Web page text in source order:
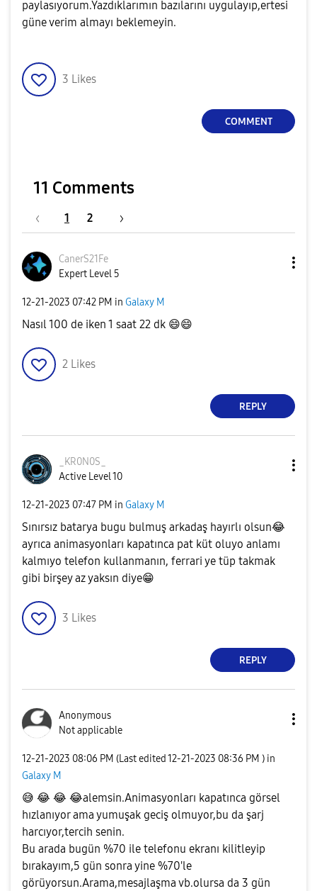
paylasıyorum.Yazdıklarımın bazılarını uygulayıp,ertesi
güne verim almayı beklemeyin.
3 Likes
COMMENT
11 Comments
1 2
CanerS21Fe
Expert Level 5
‎12-21-2023 07:42 PM in Galaxy M
Nasıl 100 de iken 1 saat 22 dk 😄😄
2 Likes
REPLY
_KR0N0S_
Active Level 10
‎12-21-2023 07:47 PM in Galaxy M
Sınırsız batarya bugu bulmuş arkadaş hayırlı olsun😂
ayrıca animasyonları kapatınca pat küt oluyo anlamı
kalmıyo telefon kullanmanın, ferrari ye tüp takmak
gibi birşey az yaksın diye😁
3 Likes
REPLY
Anonymous
Not applicable
‎12-21-2023 08:06 PM (Last edited ‎12-21-2023 08:36 PM ) in
Galaxy M
😅 😂 😂 😂alemsin.Animasyonları kapatınca görsel
hızlanıyor ama yumuşak geciş olmuyor,bu da şarj
harcıyor,tercih senin.
Bu arada bugün %70 ile telefonu ekranı kilitleyip
bırakayım,5 gün sonra yine %70'le
görüyorsun.Arama,mesajlaşma vb.olursa da 3 gün